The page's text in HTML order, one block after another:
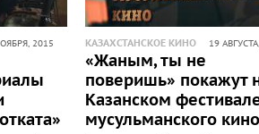
2015 КАЗАХСТАНСКОЕ КИНО 19
«Жаным, ты не
поверишь» покажут
Казанском
мусульманского кино